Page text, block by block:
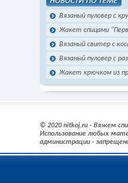
Вязаный пуловер с
Жакет спицами
Вязаный свитер с
Вязаный пуловер с
Жакет крючком из
© 2020 nitkoj.ru - Вяжем
Использование любых
администрации -